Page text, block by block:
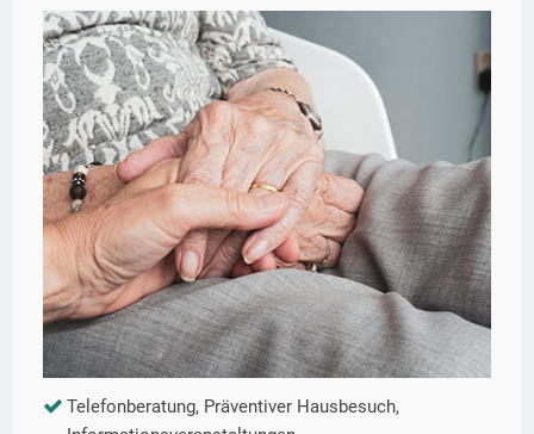
Telefonberatung, Präventiver Hausbesuch,